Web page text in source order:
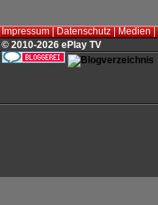
Impressum|Datenschutz|Medien|
© 2010-2026 ePlay TV